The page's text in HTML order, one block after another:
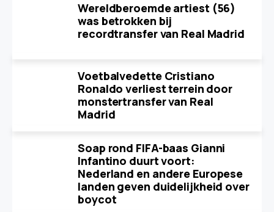
Wereldberoemde artiest (56)
was betrokken bij
recordtransfer van Real Madrid
Voetbalvedette Cristiano
Ronaldo verliest terrein door
monstertransfer van Real
Madrid
Soap rond FIFA-baas Gianni
Infantino duurt voort:
Nederland en andere Europese
landen geven duidelijkheid over
boycot